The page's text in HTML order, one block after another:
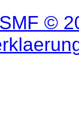
SMF ©